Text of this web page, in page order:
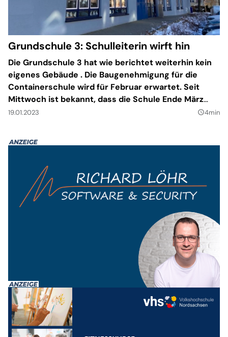
Grundschule 3: Schulleiterin wirft hin
Die Grundschule 3 hat wie berichtet weiterhin kein
eigenes Gebäude . Die Baugenehmigung für die
Containerschule wird für Februar erwartet. Seit
Mittwoch ist bekannt, dass die Schule Ende März
ihre Schulleiterin verliert - Karoline Berg hat die
19.01.2023 query_builder4min